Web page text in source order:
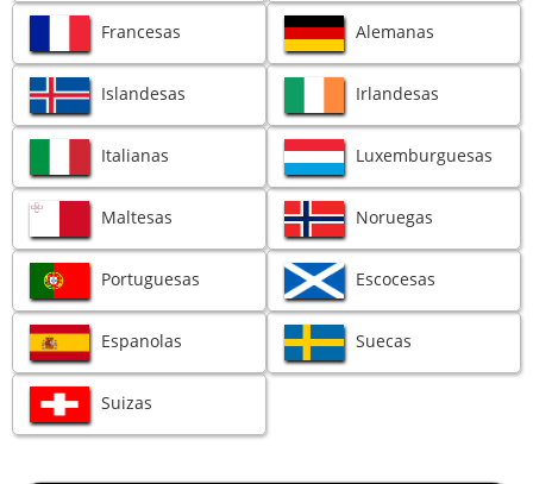
Francesas Alemanas
Islandesas Irlandesas
Italianas Luxemburguesas
Maltesas Noruegas
Portuguesas Escocesas
Espanolas Suecas
Suizas